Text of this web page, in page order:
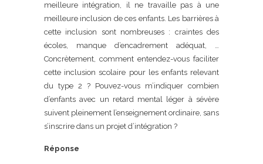
meilleure intégration, il ne travaille pas à une
meilleure inclusion de ces enfants. Les barrières à
cette inclusion sont nombreuses : craintes des
écoles, manque d’encadrement adéquat, …
Concrètement, comment entendez-vous faciliter
cette inclusion scolaire pour les enfants relevant
du type 2 ? Pouvez-vous m’indiquer combien
d’enfants avec un retard mental léger à sévère
suivent pleinement l’enseignement ordinaire, sans
s’inscrire dans un projet d’intégration ?
Réponse